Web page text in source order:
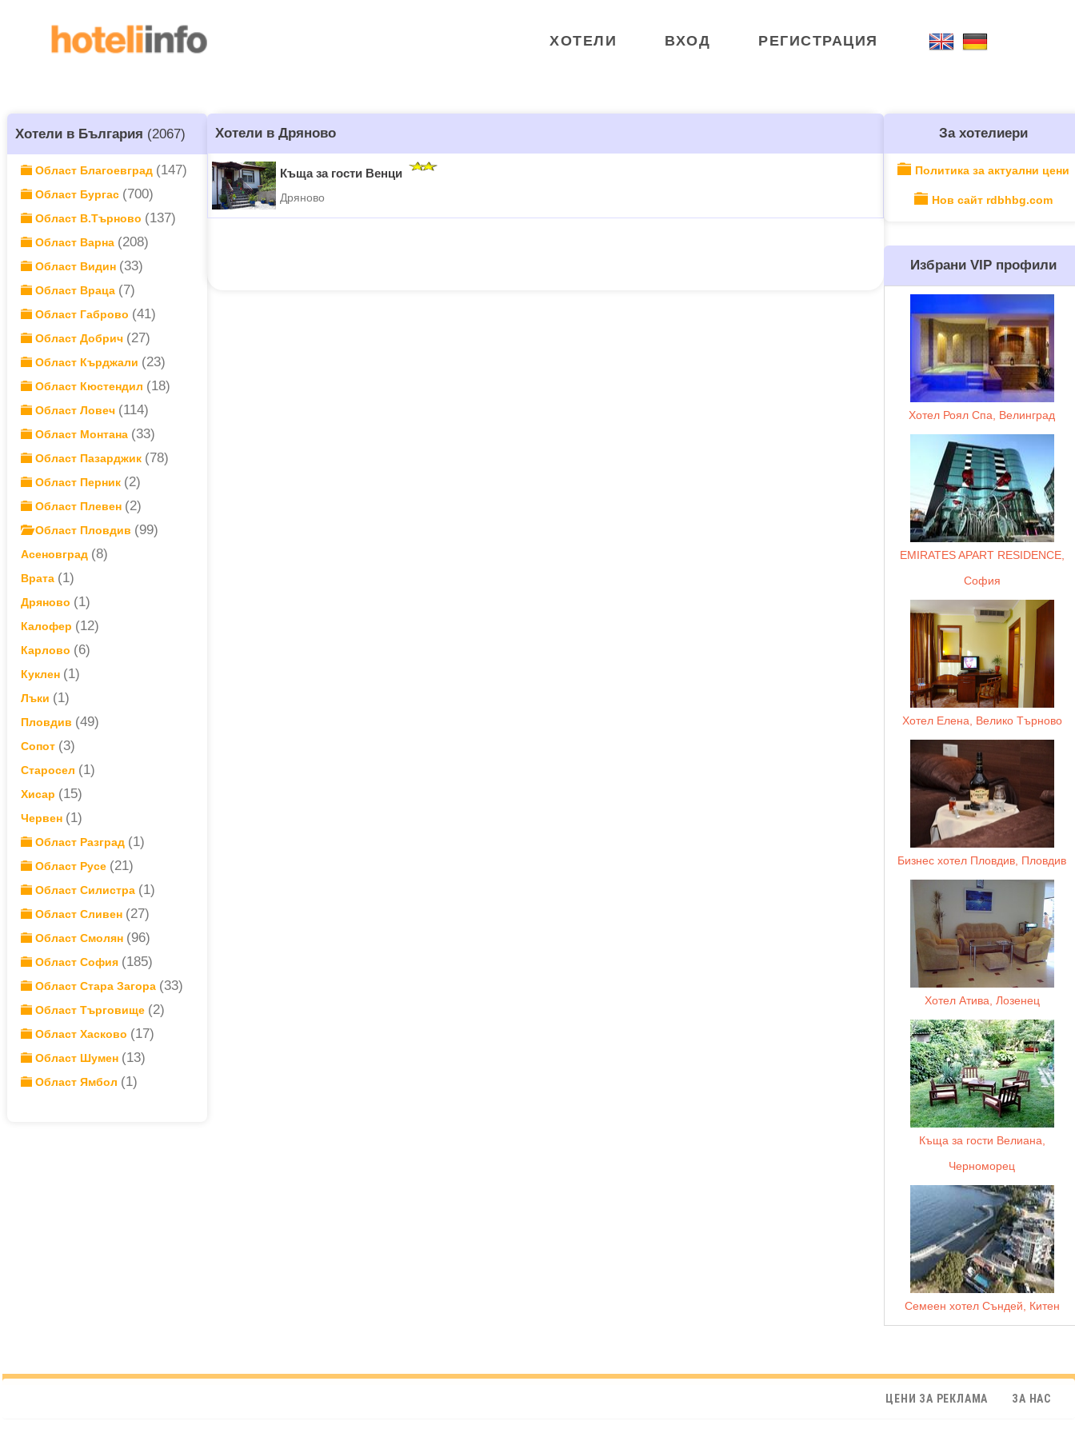
ХОТЕЛИ ВХОД РЕГИСТРАЦИЯ
Хотели в България (2067)
Област Благоевград (147)
Област Бургас (700)
Област В.Търново (137)
Област Варна (208)
Област Видин (33)
Област Враца (7)
Област Габрово (41)
Област Добрич (27)
Област Кърджали (23)
Област Кюстендил (18)
Област Ловеч (114)
Област Монтана (33)
Област Пазарджик (78)
Област Перник (2)
Област Плевен (2)
Област Пловдив (99)
Асеновград (8)
Врата (1)
Дряново (1)
Калофер (12)
Карлово (6)
Куклен (1)
Лъки (1)
Пловдив (49)
Сопот (3)
Старосел (1)
Хисар (15)
Червен (1)
Област Разград (1)
Област Русе (21)
Област Силистра (1)
Област Сливен (27)
Област Смолян (96)
Област София (185)
Област Стара Загора (33)
Област Търговище (2)
Област Хасково (17)
Област Шумен (13)
Област Ямбол (1)
Хотели в Дряново
Къща за гости Венци
Дряново
За хотелиери
Политика за актуални цени
Нов сайт rdbhbg.com
Избрани VIP профили
Хотел Роял Спа, Велинград
EMIRATES APART RESIDENCE,
София
Хотел Елена, Велико Търново
Бизнес хотел Пловдив, Пловдив
Хотел Атива, Лозенец
Къща за гости Велиана,
Черноморец
Семеен хотел Съндей, Китен
ЦЕНИ ЗА РЕКЛАМА ЗА НАС